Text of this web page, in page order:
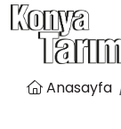
Anasayfa